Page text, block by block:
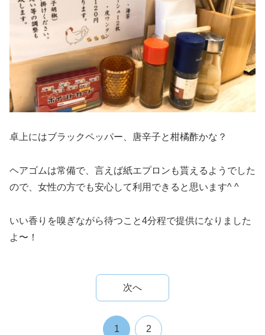
卓上にはブラックペッパー、唐辛子と柑橘酢かな？
ヘアゴムは常備で、言えば紙エプロンも貰えるようでした
ので、女性の方でも安心して利用できると思います^ ^
いい香りを嗅ぎながら待つこと4分程で提供になりました
よ〜！
次へ
1 2